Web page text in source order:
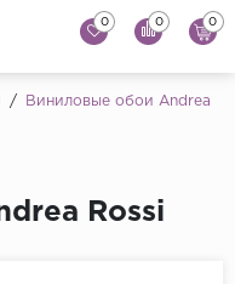
Назад
Andrea Rossi
0 0 0
/
Виниловые обои Andrea
Rossi